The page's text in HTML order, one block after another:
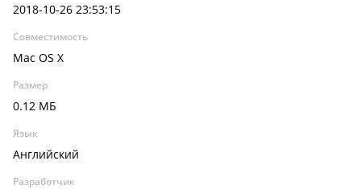
2018-10-26 23:53:15
Совместимость
Mac OS X
Размер
0.12 МБ
Язык
Английский
Разработчик